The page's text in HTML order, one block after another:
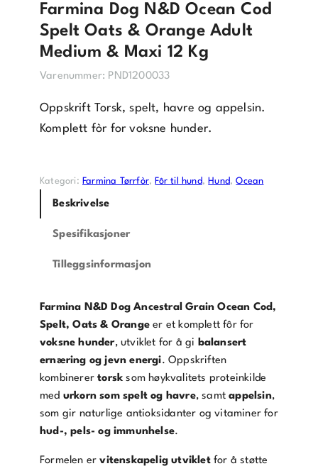
Farmina Dog N&D Ocean Cod
Spelt Oats & Orange Adult
Medium & Maxi 12 Kg
Varenummer: PND1200033
Oppskrift Torsk, spelt, havre og appelsin.
Komplett fòr for voksne hunder.
Kategori: Farmina Tørrfòr, Fôr til hund, Hund, Ocean
Beskrivelse
Spesifikasjoner
Tilleggsinformasjon
Farmina N&D Dog Ancestral Grain Ocean Cod,
Spelt, Oats & Orange er et komplett fôr for
voksne hunder, utviklet for å gi balansert
ernæring og jevn energi. Oppskriften
kombinerertorsk som høykvalitets proteinkilde
med urkorn som spelt og havre, samtappelsin,
som gir naturlige antioksidanter og vitaminer for
hud-, pels- og immunhelse.
Formelen ervitenskapelig utvikletfor å støtte